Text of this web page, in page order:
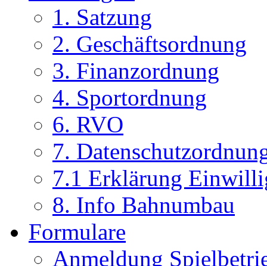
1. Satzung
2. Geschäftsordnung
3. Finanzordnung
4. Sportordnung
6. RVO
7.
7.1 Erklärung
8. Info Bahnumbau
Formulare
Anmeldung